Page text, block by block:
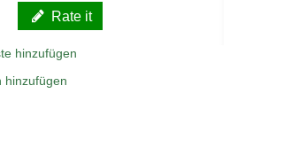
Rate it
hinzufügen
hinzufügen